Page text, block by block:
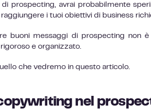
prospecting, avrai probabilmente
i tuoi obiettivi di business
buoni messaggi di prospecting non
e organizzato.
che vedremo in questo articolo.
copywriting nel